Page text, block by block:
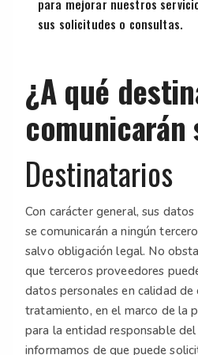
para mejorar nuestros
sus solicitudes o consultas.
¿A qué
comunicarán
Destinatarios
Con carácter general, sus
se comunicarán a ningún
salvo obligación legal. No
que terceros proveedores
datos personales en calidad de
tratamiento, en el marco de la
para la entidad responsable
informamos de que puede